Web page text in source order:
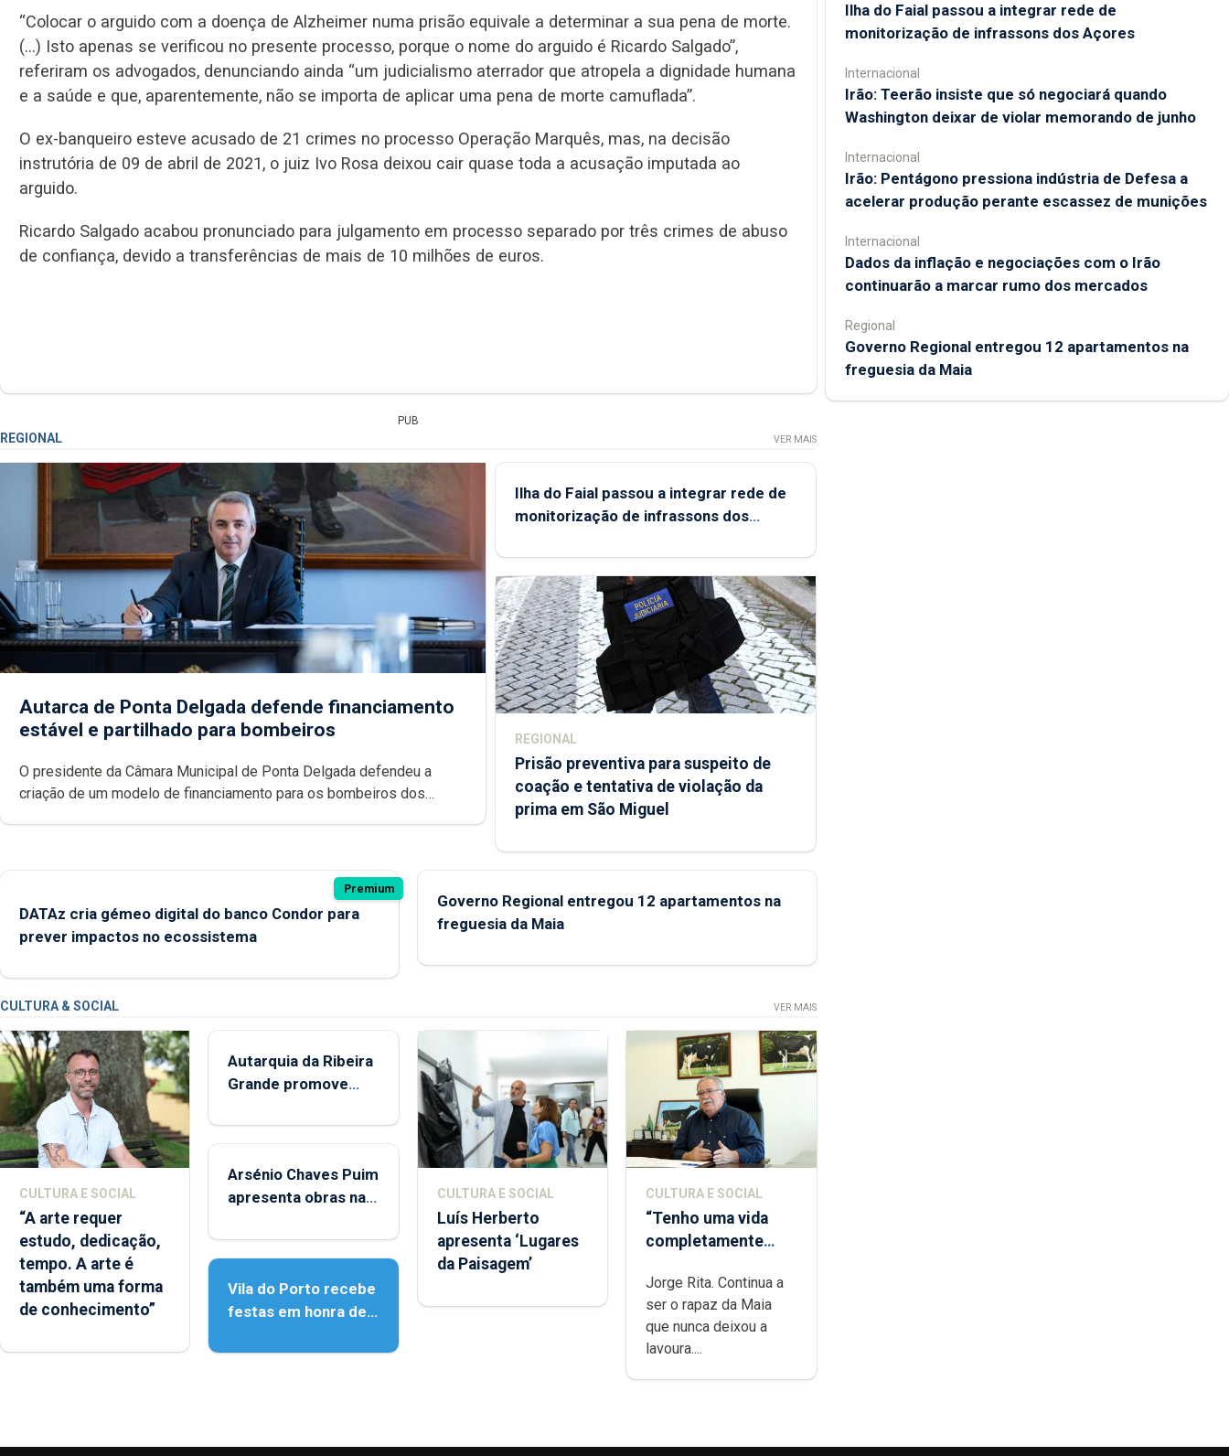
“Colocar o arguido com a doença de Alzheimer numa prisão equivale a determinar a sua pena de morte.
(…) Isto apenas se verificou no presente processo, porque o nome do arguido é Ricardo Salgado”,
referiram os advogados, denunciando ainda “um judicialismo aterrador que atropela a dignidade humana
e a saúde e que, aparentemente, não se importa de aplicar uma pena de morte camuflada”.
O ex-banqueiro esteve acusado de 21 crimes no processo Operação Marquês, mas, na decisão
instrutória de 09 de abril de 2021, o juiz Ivo Rosa deixou cair quase toda a acusação imputada ao
arguido.
Ricardo Salgado acabou pronunciado para julgamento em processo separado por três crimes de abuso
de confiança, devido a transferências de mais de 10 milhões de euros.
PUB
REGIONAL VER MAIS
Autarca de Ponta Delgada defende financiamento
estável e partilhado para bombeiros
O presidente da Câmara Municipal de Ponta Delgada defendeu a
criação de um modelo de financiamento para os bombeiros dos
Ilha do Faial passou a integrar rede de
monitorização de infrassons dos
REGIONAL
Prisão preventiva para suspeito de
coação e tentativa de violação da
prima em São Miguel
Premium
DATAz cria gémeo digital do banco Condor para
prever impactos no ecossistema
Governo Regional entregou 12 apartamentos na
freguesia da Maia
CULTURA & SOCIAL VER MAIS
CULTURA E SOCIAL
“A arte requer
estudo, dedicação,
tempo. A arte é
também uma forma
de conhecimento”
Autarquia da Ribeira
Grande promove
Verão"
Arsénio Chaves Puim
apresenta obras na
Porto
Vila do Porto recebe
festas em honra de
Assunção
CULTURA E SOCIAL
Luís Herberto
apresenta ‘Lugares
da Paisagem’
CULTURA E SOCIAL
“Tenho uma vida
completamente
dedicação, gosto e
muita paixão”
Jorge Rita. Continua a
ser o rapaz da Maia
que nunca deixou a
lavoura....
Ilha do Faial passou a integrar rede de
monitorização de infrassons dos Açores
Internacional
Irão: Teerão insiste que só negociará quando
Washington deixar de violar memorando de junho
Internacional
Irão: Pentágono pressiona indústria de Defesa a
acelerar produção perante escassez de munições
Internacional
Dados da inflação e negociações com o Irão
continuarão a marcar rumo dos mercados
Regional
Governo Regional entregou 12 apartamentos na
freguesia da Maia